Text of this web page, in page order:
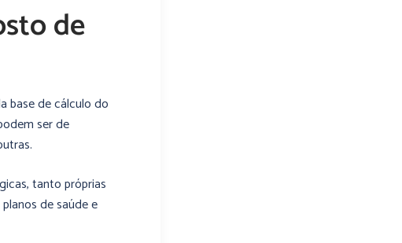
de
base de cálculo do
ser de
tanto próprias
de saúde e